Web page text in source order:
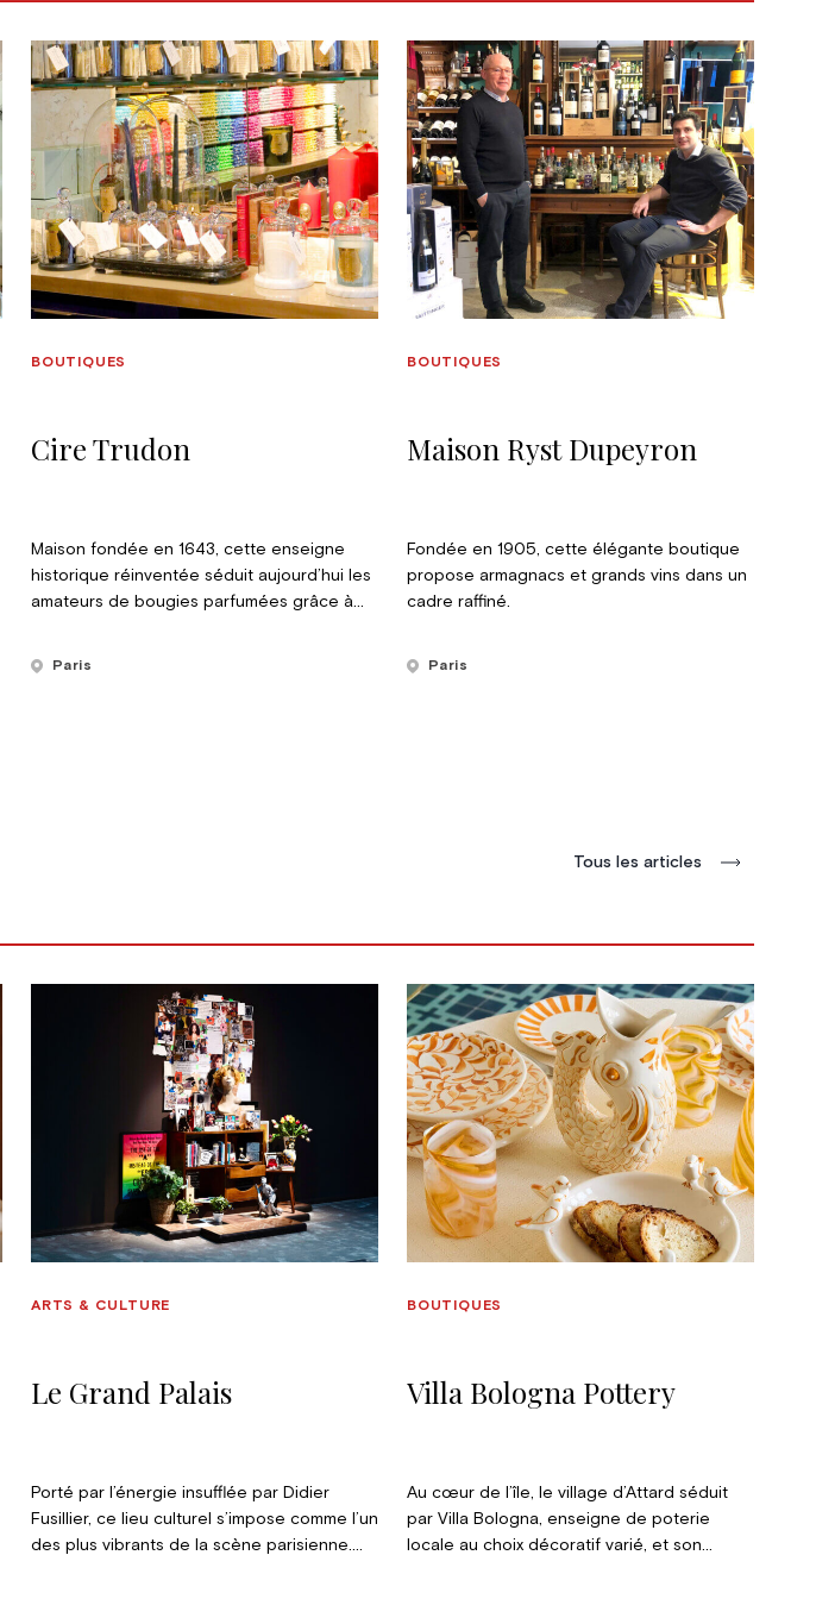
Cire Trudon
BOUTIQUES
Maison fondée en 1643, cette enseigne
historique réinventée séduit aujourd’hui les
amateurs de bougies parfumées grâce à
Paris
Maison Ryst Dupeyron
BOUTIQUES
Fondée en 1905, cette élégante boutique
propose armagnacs et grands vins dans un
cadre raffiné.
Paris
Tous les articles
Le Grand Palais
ARTS & CULTURE
Porté par l’énergie insufflée par Didier
Fusillier, ce lieu culturel s’impose comme l’un
des plus vibrants de la scène parisienne.
Villa Bologna Pottery
BOUTIQUES
Au cœur de l’île, le village d’Attard séduit
par Villa Bologna, enseigne de poterie
locale au choix décoratif varié, et son